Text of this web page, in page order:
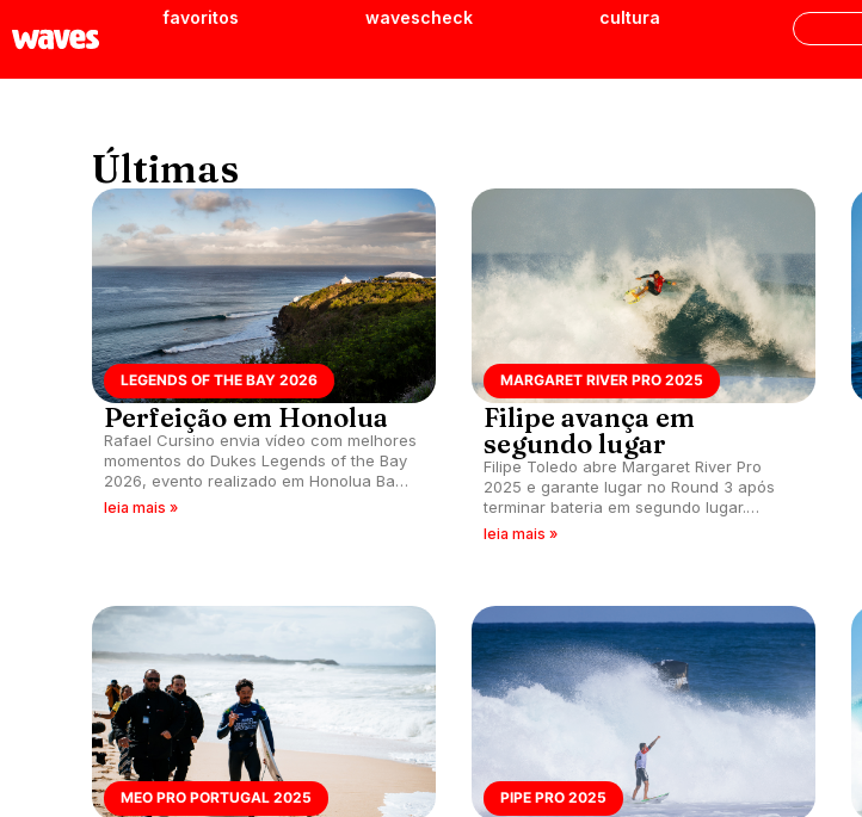
favoritos wavescheck cultura
Últimas
LEGENDS OF THE BAY 2026
Perfeição em Honolua
Rafael Cursino envia vídeo com melhores
momentos do Dukes Legends of the Bay
2026, evento realizado em Honolua Bay,
ilha de Maui, Havaí.
leia mais »
MARGARET RIVER PRO 2025
Filipe avança em
segundo lugar
Filipe Toledo abre Margaret River Pro
2025 e garante lugar no Round 3 após
terminar bateria em segundo lugar.
Connor O'Leary avança com vitória e
leia mais »
MEO PRO PORTUGAL 2025 PIPE PRO 2025